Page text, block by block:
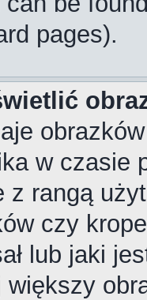
pages).
w czasie
z rangą
czy
lub jaki
większy